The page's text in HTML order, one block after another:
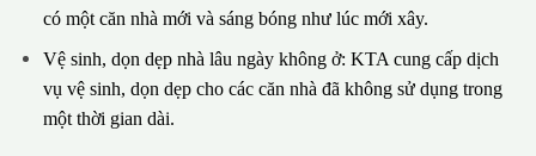
có một căn nhà mới và sáng bóng như lúc mới xây.
Vệ sinh, dọn dẹp nhà lâu ngày không ở: KTA cung cấp dịch
vụ vệ sinh, dọn dẹp cho các căn nhà đã không sử dụng trong
một thời gian dài.